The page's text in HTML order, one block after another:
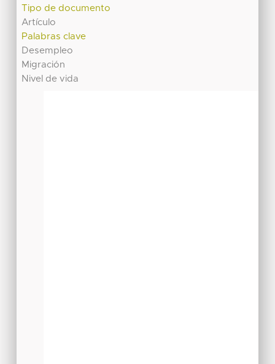
Tipo de documento
Artículo
Palabras clave
Desempleo
Migración
Nivel de vida